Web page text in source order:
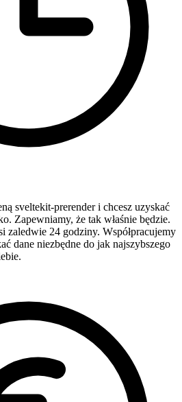
sveltekit-prerender i chcesz uzyskać
Zapewniamy, że tak właśnie będzie.
zaledwie 24 godziny. Współpracujemy
dane niezbędne do jak najszybszego